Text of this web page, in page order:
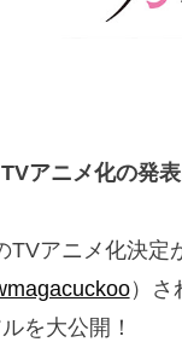
アニメ化の発
TVアニメ化決
）さ
を大公開！